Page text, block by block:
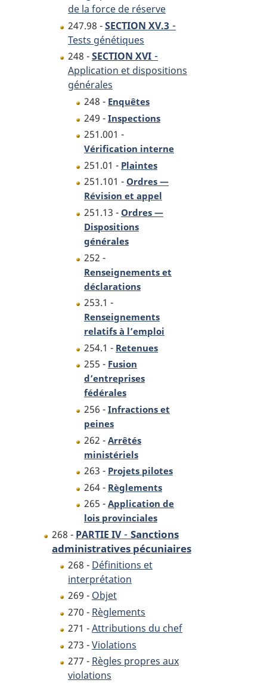
de la force de réserve
247.98 -SECTION XV.3 -
Tests génétiques
248 -SECTION XVI -
Application et dispositions
générales
248 - Enquêtes
249 - Inspections
251.001 -
Vérification interne
251.01 - Plaintes
251.101 - Ordres —
Révision et appel
251.13 - Ordres —
Dispositions
générales
252 -
Renseignements et
déclarations
253.1 -
Renseignements
relatifs à l’emploi
254.1 - Retenues
255 - Fusion
d’entreprises
fédérales
256 - Infractions et
peines
262 - Arrêtés
ministériels
263 - Projets pilotes
264 - Règlements
265 - Application de
lois provinciales
268 - PARTIE IV- Sanctions
administratives pécuniaires
268 - Définitions et
interprétation
269 - Objet
270 - Règlements
271 -Attributions du chef
273 -Violations
277 - Règles propres aux
violations